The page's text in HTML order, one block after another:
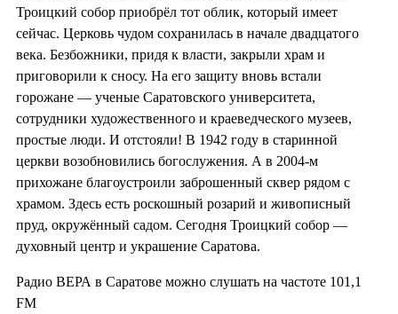
Троицкий собор приобрёл тот облик, который имеет
сейчас. Церковь чудом сохранилась в начале двадцатого
века. Безбожники, придя к власти, закрыли храм и
приговорили к сносу. На его защиту вновь встали
горожане — ученые Саратовского университета,
сотрудники художественного и краеведческого музеев,
простые люди. И отстояли! В 1942 году в старинной
церкви возобновились богослужения. А в 2004-м
прихожане благоустроили заброшенный сквер рядом с
храмом. Здесь есть роскошный розарий и живописный
пруд, окружённый садом. Сегодня Троицкий собор —
духовный центр и украшение Саратова.
Радио ВЕРА в Саратове можно слушать на частоте 101,1
FM